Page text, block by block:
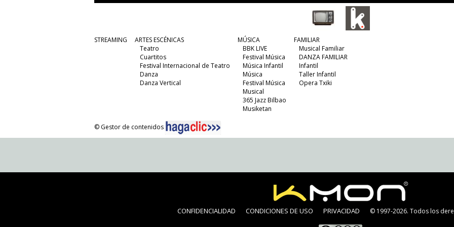
STREAMING
ARTES ESCÉNICAS
Teatro
Cuartitos
Festival Internacional de Teatro
Danza
Danza Vertical
MÚSICA
BBK LIVE
Festival Música
Música Infantil
Música
Festival Música
Musical
365 Jazz Bilbao
Musiketan
FAMILIAR
Musical Familiar
DANZA FAMILIAR
Infantil
Taller Infantil
Opera Txiki
© Gestor de contenidos
CONFIDENCIALIDAD CONDICIONES DE USO PRIVACIDAD © 1997-2026. Todos los